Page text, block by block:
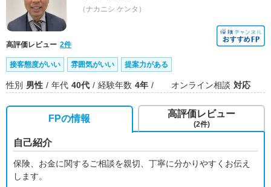
（ナカニシ ケンタ）
高評価レビュー 2件
接客態度がいい 雰囲気がいい 提案力がある
性別 男性 年代 40代 経験年数 4年 オンライン相談 対応
FPの情報
自己紹介
保険、お金に関するご相談を親切、丁寧に分かりやすくお伝え
します。
高評価レビュー
(2件)